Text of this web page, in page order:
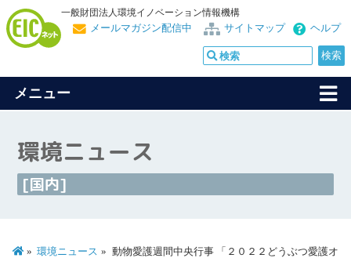
一般財団法人環境イノベーション情報機構
ヘルプ
サイトマップ
メールマガジン配信中
メニュー
環境ニュース
[国内]
環境ニュース
動物愛護週間中央行事 「２０２２どうぶつ愛護オ